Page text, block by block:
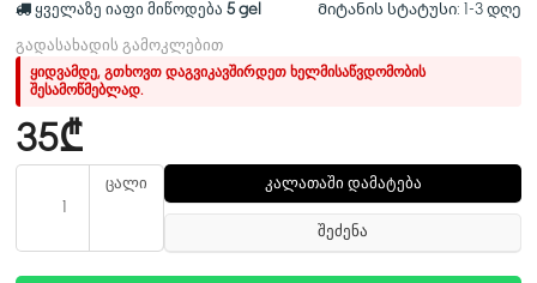
ყველაზე იაფი მიწოდება 5 gel
Მიტანის სტატუსი:
1-3 დღე
გადასახადის გამოკლებით
ყიდვამდე, გთხოვთ დაგვიკავშირდეთ ხელმისაწვდომობის
შესამოწმებლად.
35₾
ცალი კალათაში დამატება
შეძენა